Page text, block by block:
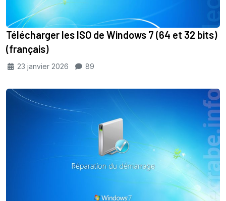
Télécharger les ISO de Windows 7 (64 et 32 bits)
(français)
23 janvier 2026 89